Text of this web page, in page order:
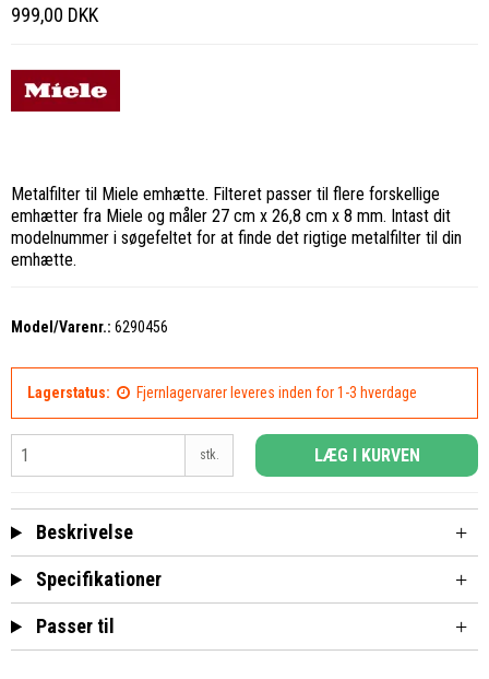
999,00 DKK
Metalfilter til Miele emhætte. Filteret passer til flere forskellige
emhætter fra Miele og måler 27 cm x 26,8 cm x 8 mm. Intast dit
modelnummer i søgefeltet for at finde det rigtige metalfilter til din
emhætte.
Model/Varenr.: 6290456
Lagerstatus: Fjernlagervarer leveres inden for 1-3 hverdage
stk. LÆG I KURVEN
Beskrivelse
Specifikationer
Passer til